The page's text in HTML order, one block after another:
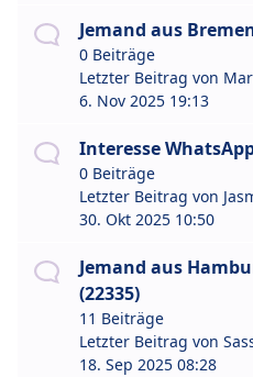
Jemand aus
0 Beiträge
Letzter Beitrag von
6. Nov 2025 19:13
Interesse
0 Beiträge
Letzter Beitrag von
30. Okt 2025 10:50
Jemand aus
(22335)
11 Beiträge
Letzter Beitrag von
18. Sep 2025 08:28